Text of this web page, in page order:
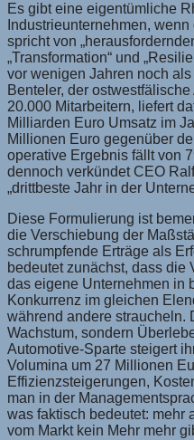
Es gibt eine eigentümliche
Industrieunternehmen,
spricht von
„Transformation“ und
vor wenigen Jahren noch
Benteler, der
20.000 Mitarbeitern, liefert
Milliarden Euro Umsatz im
Millionen Euro gegenüber
operative Ergebnis fällt von
dennoch verkündet CEO
„drittbeste Jahr in der
Diese Formulierung ist
die Verschiebung der
schrumpfende Erträge als
bedeutet zunächst, dass die
das eigene Unternehmen in
Konkurrenz im gleichen
während andere straucheln.
Wachstum, sondern
Automotive-Sparte steigert
Volumina um 27 Millionen
Effizienzsteigerungen,
man in der
was faktisch bedeutet: mehr
vom Markt kein Mehr mehr